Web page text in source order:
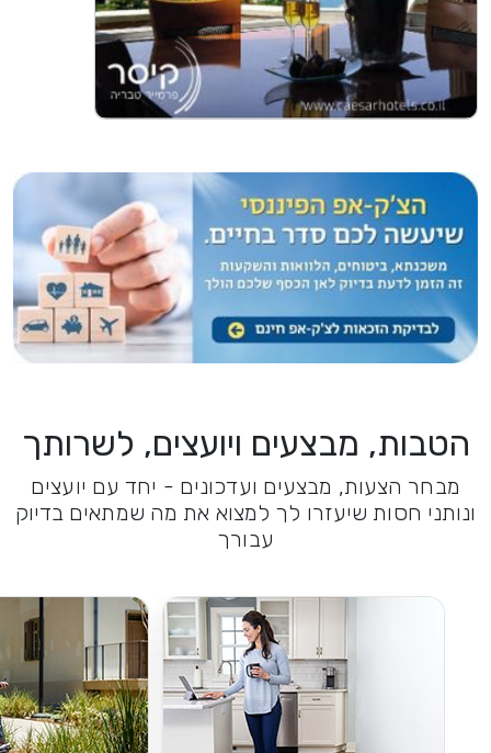
הטבות, מבצעים ויועצים, לשרותך
מבחר הצעות, מבצעים ועדכונים - יחד עם יועצים
ונותני חסות שיעזרו לך למצוא את מה שמתאים בדיוק
עבורך